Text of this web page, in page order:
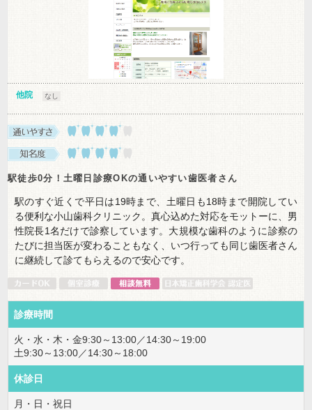
他院 なし
駅徒歩0分！土曜日診療OKの通いやすい歯医者さん
駅のすぐ近くで平日は19時まで、土曜日も18時まで開院してい
る便利な小山歯科クリニック。真心込めた対応をモットーに、男
性院長1名だけで診察しています。大規模な歯科のように診察の
たびに担当医が変わることもなく、いつ行っても同じ歯医者さん
に継続して診てもらえるので安心です。
診療時間
火・水・木・金9:30～13:00／14:30～19:00
土9:30～13:00／14:30～18:00
休診日
月・日・祝日